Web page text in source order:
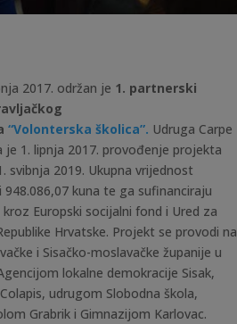
2017. održan je 1. partnerski
“Volonterska školica”. Udruga Carpe
je 1. lipnja 2017. provođenje projekta
svibnja 2019. Ukupna vrijednost
kuna te ga sufinanciraju
kroz Europski socijalni fond i Ured za
Hrvatske. Projekt se provodi na
i Sisačko-moslavačke županije u
lokalne demokracije Sisak,
udrugom Slobodna škola,
Grabrik i Gimnazijom Karlovac.